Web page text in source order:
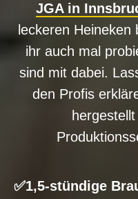
JGA in
leckeren
ihr auch mal
sind mit dabei.
den Profis
✅1,5-stündige